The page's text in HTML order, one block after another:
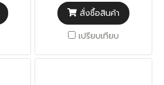
สั่งซื้อสินค้า
เปรียบเทียบ